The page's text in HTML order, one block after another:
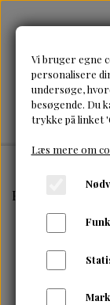
Forside
Vi bruger egne
personalisere
undersøge,
besøgende. Du
trykke på linket
Læs mere om